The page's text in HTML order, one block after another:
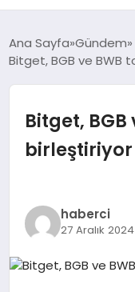
ANA SAYFA
İZMIR HABERLERI
EĞITIM
EKONOMI
Ana Sayfa Gündem
Bitget, BGB ve BWB
Bitget, BGB
birleştiriyor
haberci
27 Aralık 2024